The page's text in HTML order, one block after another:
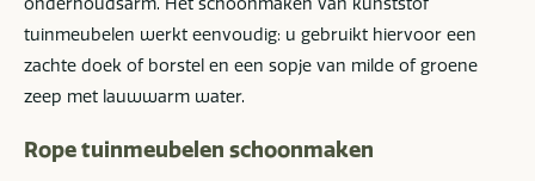
tuinmeubelen werkt eenvoudig: u gebruikt hiervoor een
zachte doek of borstel en een sopje van milde of groene
zeep met lauwwarm water.
Rope tuinmeubelen schoonmaken